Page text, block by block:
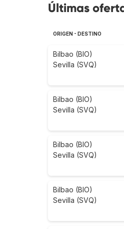
Últimas
ORIGEN - DESTINO
Bilbao (BIO)
Sevilla (SVQ)
Bilbao (BIO)
Sevilla (SVQ)
Bilbao (BIO)
Sevilla (SVQ)
Bilbao (BIO)
Sevilla (SVQ)